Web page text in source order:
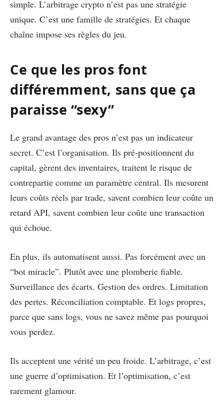
simple. L’arbitrage crypto n’est pas une stratégie
unique. C’est une famille de stratégies. Et chaque
chaîne impose ses règles du jeu.
Ce que les pros font
différemment, sans que ça
paraisse “sexy”
Le grand avantage des pros n’est pas un indicateur
secret. C’est l’organisation. Ils pré-positionnent du
capital, gèrent des inventaires, traitent le risque de
contrepartie comme un paramètre central. Ils mesurent
leurs coûts réels par trade, savent combien leur coûte un
retard API, savent combien leur coûte une transaction
qui échoue.
En plus, ils automatisent aussi. Pas forcément avec un
“bot miracle”. Plutôt avec une plomberie fiable.
Surveillance des écarts. Gestion des ordres. Limitation
des pertes. Réconciliation comptable. Et logs propres,
parce que sans logs, vous ne savez même pas pourquoi
vous perdez.
Ils acceptent une vérité un peu froide. L’arbitrage, c’est
une guerre d’optimisation. Et l’optimisation, c’est
rarement glamour.